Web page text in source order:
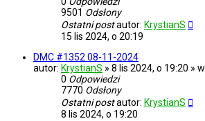
9501 Odsłony
Ostatni postautor: KrystianS
15 lis 2024, o 20:19
DMC #1352 08-11-2024
autor: KrystianS » 8 lis 2024, o 19:20 » w
0 Odpowiedzi
7770 Odsłony
Ostatni postautor: KrystianS
8 lis 2024, o 19:20